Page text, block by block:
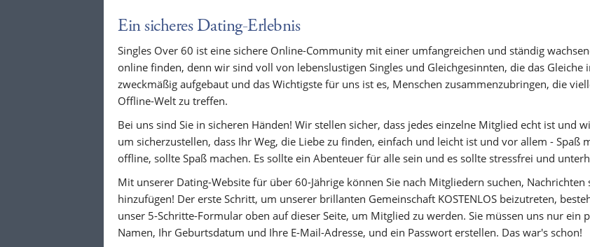
Ein sicheres Dating-Erlebnis
Singles Over 60 ist eine sichere Online-Community mit einer umfangreichen und ständig
online finden, denn wir sind voll von lebenslustigen Singles und Gleichgesinnten, die das
zweckmäßig aufgebaut und das Wichtigste für uns ist es, Menschen zusammenzubringen, die
Offline-Welt zu treffen.
Bei uns sind Sie in sicheren Händen! Wir stellen sicher, dass jedes einzelne Mitglied echt ist und
um sicherzustellen, dass Ihr Weg, die Liebe zu finden, einfach und leicht ist und vor allem - Spaß
offline, sollte Spaß machen. Es sollte ein Abenteuer für alle sein und es sollte stressfrei und
Mit unserer Dating-Website für über 60-Jährige können Sie nach Mitgliedern suchen,
hinzufügen! Der erste Schritt, um unserer brillanten Gemeinschaft KOSTENLOS beizutreten,
unser 5-Schritte-Formular oben auf dieser Seite, um Mitglied zu werden. Sie müssen uns nur ein
Namen, Ihr Geburtsdatum und Ihre E-Mail-Adresse, und ein Passwort erstellen. Das war's schon!